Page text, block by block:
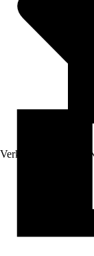
Verkauf durch: